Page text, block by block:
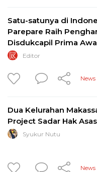
Satu-satunya di
Parepare Raih
Disdukcapil Prima
Editor
News
Dua Kelurahan
Project Sadar Hak
Syukur Nutu
News